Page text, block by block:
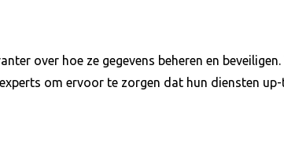
over hoe ze gegevens beheren en beveiligen.
om ervoor te zorgen dat hun diensten